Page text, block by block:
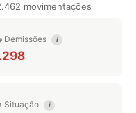
movimentações
Demissões i
Situação i